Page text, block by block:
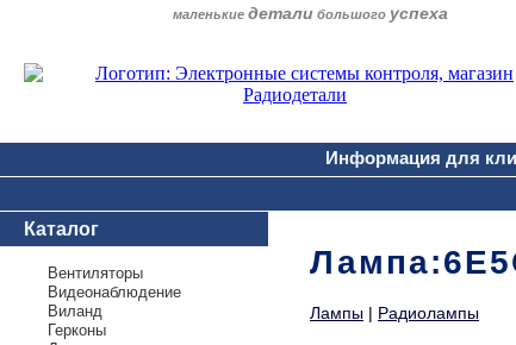
маленькие детали большого успеха
Информация для
Каталог
Вентиляторы
Видеонаблюдение
Виланд
Герконы
Лампы | Радиолампы